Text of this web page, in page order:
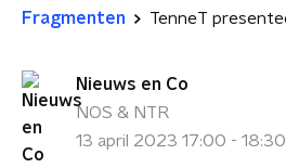
Fragmenten
Nieuws en Co
NOS & NTR
13 april 2023 17:00 - 18:30